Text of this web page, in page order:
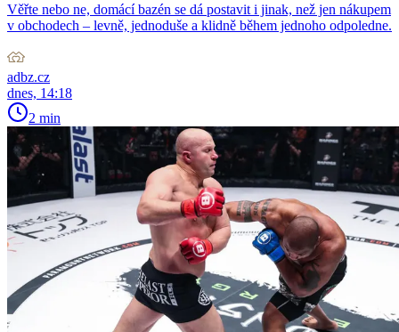
Věřte nebo ne, domácí bazén se dá postavit i jinak, než jen nákupem
v obchodech – levně, jednoduše a klidně během jednoho odpoledne.
adbz.cz
dnes, 14:18
2 min